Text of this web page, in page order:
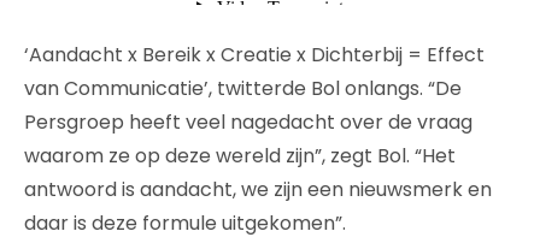
‘Aandacht x Bereik x Creatie x Dichterbij = Effect
van Communicatie’, twitterde Bol onlangs. “De
Persgroep heeft veel nagedacht over de vraag
waarom ze op deze wereld zijn”, zegt Bol. “Het
antwoord is aandacht, we zijn een nieuwsmerk en
daar is deze formule uitgekomen”.